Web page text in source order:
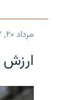
مرداد ۲۰, ۱۳۹۷
ارزش